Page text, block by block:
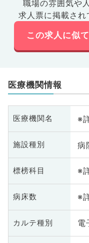
職場の雰囲気や
求人票に掲載され
この求人に似
医療機関情報
医療機関名 ※
施設種別 病
標榜科目 ※
病床数 ※
カルテ種別 電